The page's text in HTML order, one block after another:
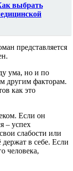
выбрать
представляется
ума, но и по
другим факторам.
как это
Если он
– успех
слабости или
в себе. Если
человека,